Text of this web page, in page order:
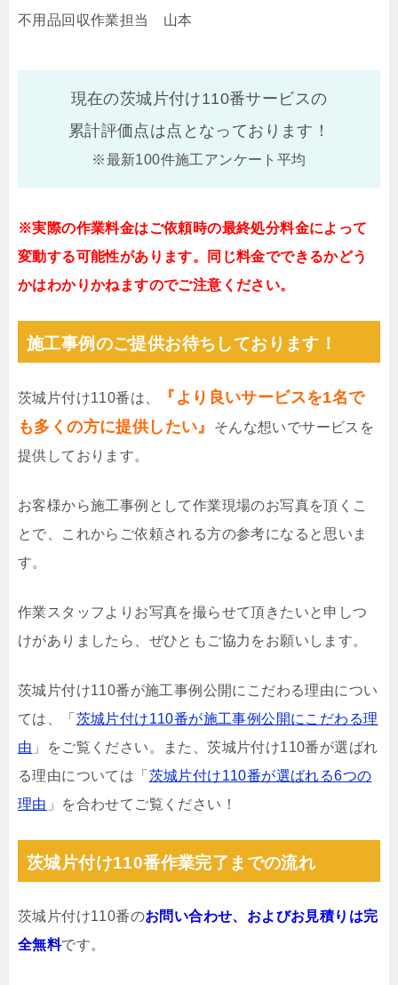
不用品回収作業担当 山本
現在の茨城片付け110番サービスの
累計評価点は点となっております！
※最新100件施工アンケート平均
※実際の作業料金はご依頼時の最終処分料金によって
変動する可能性があります。同じ料金でできるかどう
かはわかりかねますのでご注意ください。
施工事例のご提供お待ちしております！
茨城片付け110番は、
『より良いサービスを1名で
も多くの方に提供したい』
そんな想いでサービスを
提供しております。
お客様から施工事例として作業現場のお写真を頂くこ
とで、これからご依頼される方の参考になると思いま
す。
作業スタッフよりお写真を撮らせて頂きたいと申しつ
けがありましたら、ぜひともご協力をお願いします。
茨城片付け110番が施工事例公開にこだわる理由につい
ては、「 茨城片付け110番が施工事例公開にこだわる理
由 」をご覧ください。また、茨城片付け110番が選ばれ
る理由については「 茨城片付け110番が選ばれる6つの
理由 」を合わせてご覧ください！
茨城片付け110番作業完了までの流れ
茨城片付け110番のお問い合わせ、およびお見積りは完
全無料です。